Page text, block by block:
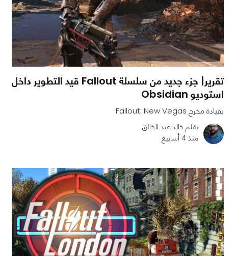
736
0
تقرير| جزء جديد من سلسلة Fallout قيد التطوير داخل
استوديو Obsidian
بقيادة مخرج Fallout: New Vegas
بقلم خالد عبد الخالق
منذ 4 أسابيع